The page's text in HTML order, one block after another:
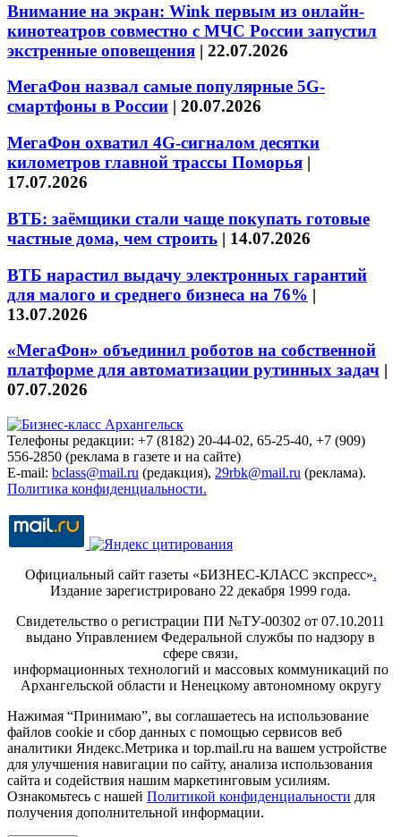
Внимание на экран: Wink первым из онлайн-
кинотеатров совместно с МЧС России запустил
экстренные оповещения | 22.07.2026
МегаФон назвал самые популярные 5G-
смартфоны в России | 20.07.2026
МегаФон охватил 4G-сигналом десятки
километров главной трассы Поморья |
17.07.2026
ВТБ: заёмщики стали чаще покупать готовые
частные дома, чем строить | 14.07.2026
ВТБ нарастил выдачу электронных гарантий
для малого и среднего бизнеса на 76% |
13.07.2026
«МегаФон» объединил роботов на собственной
платформе для автоматизации рутинных задач |
07.07.2026
Телефоны редакции: +7 (8182) 20-44-02, 65-25-40, +7 (909)
556-2850 (реклама в газете и на сайте)
E-mail: bclass@mail.ru (редакция), 29rbk@mail.ru (реклама).
Политика конфиденциальности.
Официальный сайт газеты «БИЗНЕС-КЛАСС экспресс».
Издание зарегистрировано 22 декабря 1999 года.
Свидетельство о регистрации ПИ №ТУ-00302 от 07.10.2011
выдано Управлением Федеральной службы по надзору в
сфере связи,
информационных технологий и массовых коммуникаций по
Архангельской области и Ненецкому автономному округу
Нажимая “Принимаю”, вы соглашаетесь на использование
файлов cookie и сбор данных с помощью сервисов веб
аналитики Яндекс.Метрика и top.mail.ru на вашем устройстве
для улучшения навигации по сайту, анализа использования
сайта и содействия нашим маркетинговым усилиям.
Ознакомьтесь с нашей Политикой конфиденциальности для
получения дополнительной информации.